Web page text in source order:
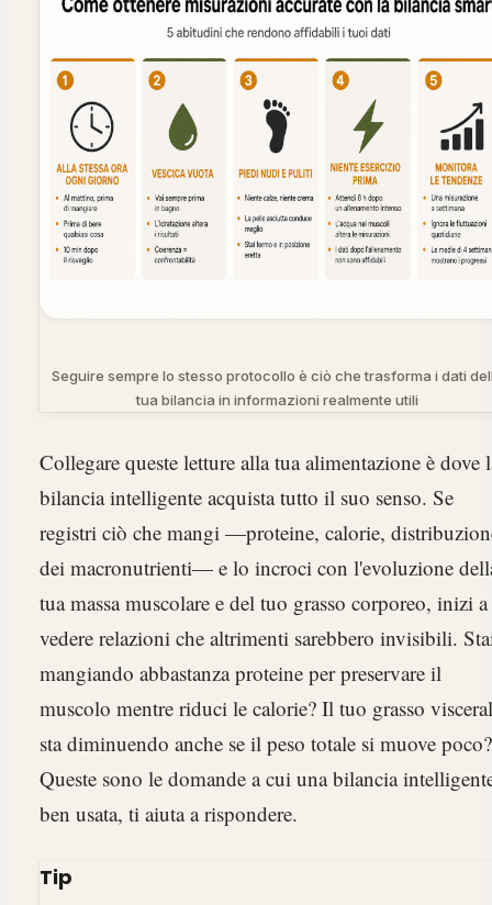
Seguire sempre lo stesso protocollo è ciò che trasforma i dati
tua bilancia in informazioni realmente utili
Collegare queste letture alla tua alimentazione è dove
bilancia intelligente acquista tutto il suo senso. Se
registri ciò che mangi —proteine, calorie,
dei macronutrienti— e lo incroci con l'evoluzione
tua massa muscolare e del tuo grasso corporeo, inizi a
vedere relazioni che altrimenti sarebbero invisibili.
mangiando abbastanza proteine per preservare il
muscolo mentre riduci le calorie? Il tuo grasso
sta diminuendo anche se il peso totale si muove poco?
Queste sono le domande a cui una bilancia
ben usata, ti aiuta a rispondere.
Tip